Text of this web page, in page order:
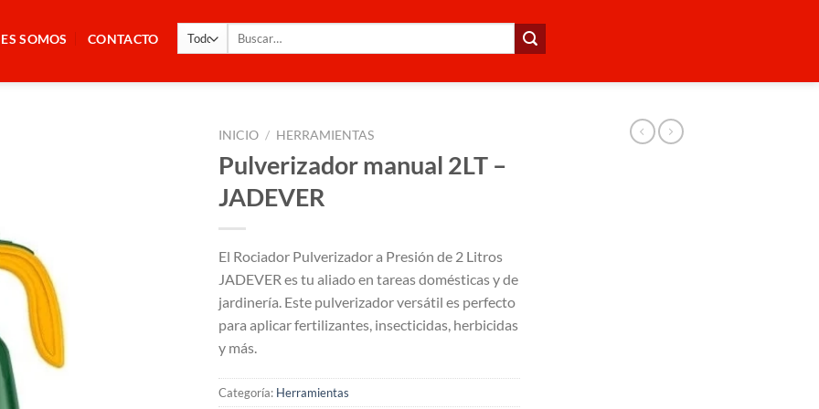
SOMOS CONTACTO
Buscar
INICIO / HERRAMIENTAS
Pulverizador manual 2LT –
JADEVER
El Rociador Pulverizador a Presión de 2 Litros
JADEVER es tu aliado en tareas domésticas y de
jardinería. Este pulverizador versátil es perfecto
para aplicar fertilizantes, insecticidas, herbicidas
y más.
Categoría: Herramientas